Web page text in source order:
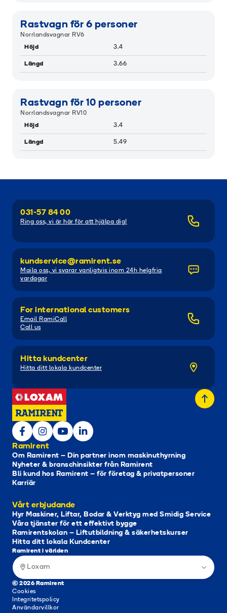
Rastvagn för 6 personer
Norrlandsvagnar RV6
Höjd
3.4
Längd 3.66
Rastvagn för 10 personer
Norrlandsvagnar RV10
Höjd
3.4
Längd 5.49
031-57 84 00
Ring oss, vi är här för att hjälpa dig!
kundservice@ramirent.se
Maila oss, vi svarar vanligtvis inom 24h helgfria
vardagar
For international customers
Email RamiCall
Call us
Hitta kundcenter
Hitta ditt lokala kundcenter
Ramirent
Om Ramirent – Din partner inom maskinuthyrning
Nyheter & branschinsikter från Ramirent
Bli kund hos Ramirent – för företag & privatpersoner
Karriär
Vårt erbjudande
Hyr Maskiner, Liftar, Bodar & Verktyg med Smidig Service
Våra tjänster för ett effektivt bygge
Ramirentskolan – Liftutbildning & säkerhetskurser
Hitta ditt lokala Kundcenter
© 2026 Ramirent
Cookies
Integritetspolicy
Användarvillkor
Ramirent i världen
Loxam